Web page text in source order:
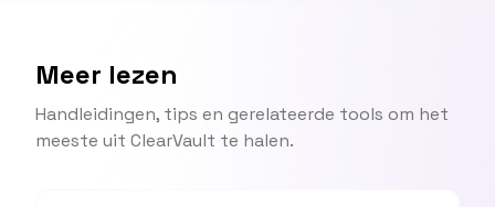
Meer lezen
Handleidingen, tips en gerelateerde tools om het
meeste uit ClearVault te halen.